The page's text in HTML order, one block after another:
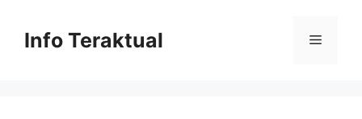
contentInfo Teraktual Menu